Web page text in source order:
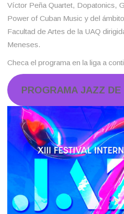
Víctor Peña Quartet, Dopatonics,
Power of Cuban Music y del
Facultad de Artes de la UAQ
Meneses.
Checa el programa en la liga a
PROGRAMA JAZZ DE